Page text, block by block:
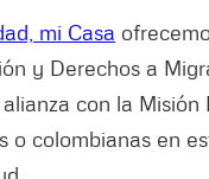
mi Casa
y Derechos a
con la
o colombianas en